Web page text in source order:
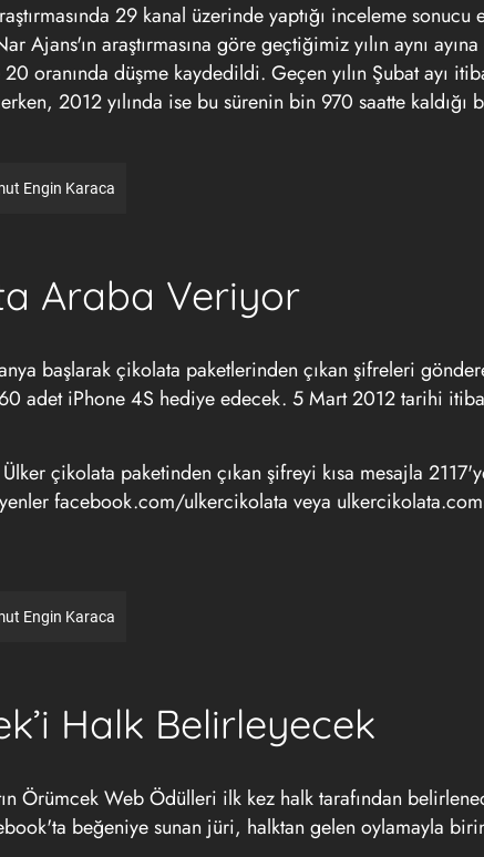
29 kanal üzerinde yaptığı inceleme sonucu
Ajans'ın araştırmasına göre geçtiğimiz yılın aynı
oranında düşme kaydedildi. Geçen yılın Şubat ayı
2012 yılında ise bu sürenin bin 970 saatte kaldığı
Engin Karaca
Araba Veriyor
başlarak çikolata paketlerinden çıkan şifreleri
adet iPhone 4S hediye edecek. 5 Mart 2012 tarihi
çikolata paketinden çıkan şifreyi kısa mesajla
facebook.com/ulkercikolata veya
Engin Karaca
Halk Belirleyecek
Örümcek Web Ödülleri ilk kez halk tarafından
beğeniye sunan jüri, halktan gelen oylamayla